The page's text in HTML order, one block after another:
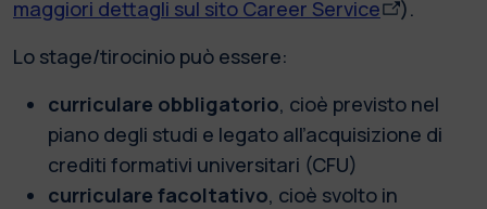
maggiori dettagli sul sito Career Service
).
Lo stage/tirocinio può essere:
curriculare obbligatorio, cioè previsto nel
piano degli studi e legato all’acquisizione di
crediti formativi universitari (CFU)
curriculare facoltativo, cioè svolto in